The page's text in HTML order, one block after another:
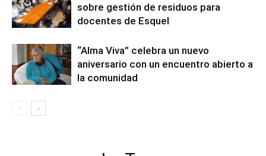
sobre gestión de residuos para
docentes de Esquel
“Alma Viva” celebra un nuevo
aniversario con un encuentro abierto a
la comunidad